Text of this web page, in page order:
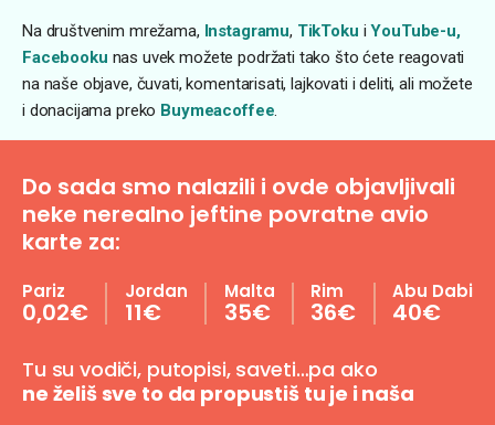
Na društvenim mrežama, Instagramu, TikToku iYouTube-u,
Facebooku nas uvek možete podržati tako što ćete reagovati
na naše objave, čuvati, komentarisati, lajkovati i deliti, ali možete
i donacijama preko Buymeacoffee
Do sada smo nalazili i ovde objavljivali
neke nerealno jeftine povratne avio
karte za:
Pariz
0,02€
Jordan
11€
Malta
35€
Rim
36€
Abu Dabi
40€
Tu su vodiči, putopisi, saveti…pa ako
ne želiš sve to da propustiš tu je i naša